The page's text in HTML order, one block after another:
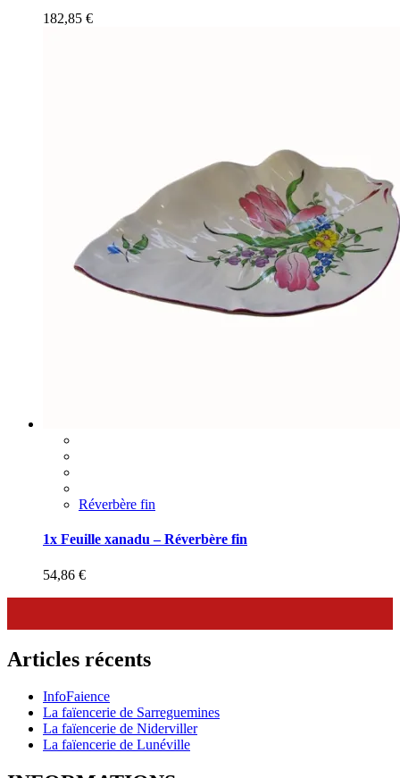
182,85 €
Réverbère fin
1x Feuille xanadu – Réverbère fin
54,86 €
Articles récents
InfoFaience
La faïencerie de Sarreguemines
La faïencerie de Niderviller
La faïencerie de Lunéville